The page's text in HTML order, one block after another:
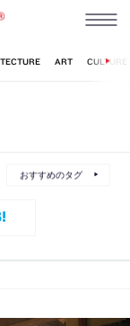
おすすめのタグ